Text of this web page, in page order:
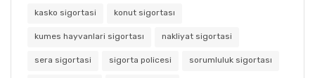
kasko sigortasi konut sigortası
kumes hayvanlari sigortası nakliyat sigortasi
sera sigortasi sigorta policesi sorumluluk sigortası